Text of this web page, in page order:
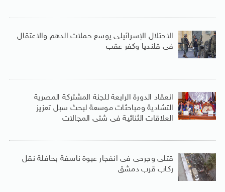
الاحتلال الإسرائيلى يوسع حملات الدهم والاعتقال
فى قلنديا وكفر عقب
انعقاد الدورة الرابعة للجنة المشتركة المصرية
التشادية ومباحثات موسعة لبحث سبل تعزيز
العلاقات الثنائية فى شتى المجالات
قتلى وجرحى فى انفجار عبوة ناسفة بحافلة نقل
ركاب قرب دمشق